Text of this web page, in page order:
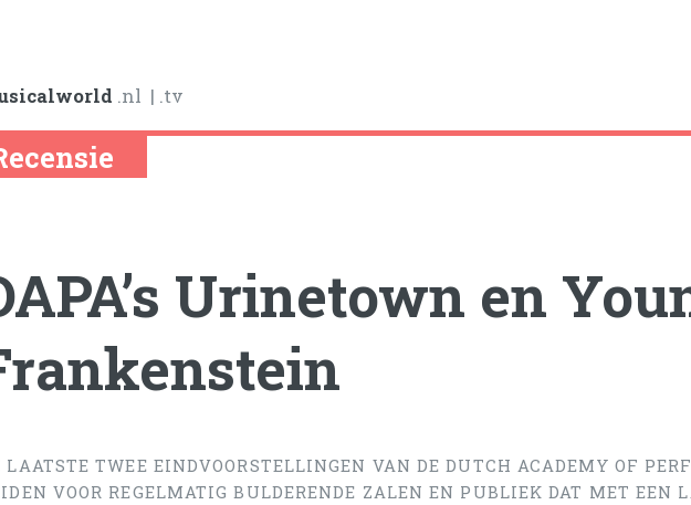
.nl | .tv
Urinetown en
LAATSTE TWEE EINDVOORSTELLINGEN VAN DE DUTCH ACADEMY OF
VOOR REGELMATIG BULDERENDE ZALEN EN PUBLIEK DAT MET EEN